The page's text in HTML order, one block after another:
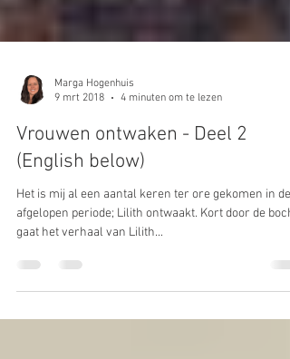
Marga Hogenhuis
9 mrt 2018
4 minuten om te lezen
Vrouwen ontwaken - Deel 2
(English below)
afgelopen periode; Lilith ontwaakt. Kort door de bocht
gaat het verhaal van Lilith...